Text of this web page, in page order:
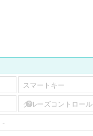
スマートキー
クルーズコントロール
-